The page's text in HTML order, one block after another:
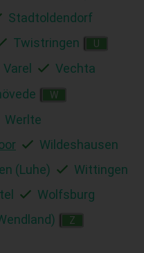
Stadtoldendorf
Twistringen U
Varel
Vechta
W
Werlte
Wildeshausen
(Luhe)
Wittingen
Wolfsburg
Z